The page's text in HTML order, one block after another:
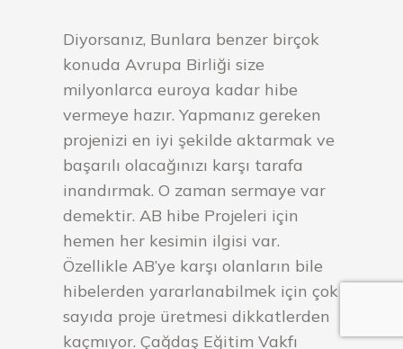
Diyorsanız, Bunlara benzer birçok
konuda Avrupa Birliği size
milyonlarca euroya kadar hibe
vermeye hazır. Yapmanız gereken
projenizi en iyi şekilde aktarmak ve
başarılı olacağınızı karşı tarafa
inandırmak. O zaman sermaye var
demektir. AB hibe Projeleri için
hemen her kesimin ilgisi var.
Özellikle AB’ye karşı olanların bile
hibelerden yararlanabilmek için çok
sayıda proje üretmesi dikkatlerden
kaçmıyor. Çağdaş Eğitim Vakfı